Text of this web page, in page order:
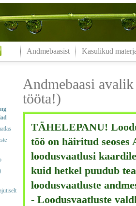
Andmebaasist Kasulikud
Andmebaasi
tööta!)
TÄHELEPANU!
töö on häiritud seoses
loodusvaatlusi
kuid hetkel puudub
loodusvaatluste
- Loodusvaatluste